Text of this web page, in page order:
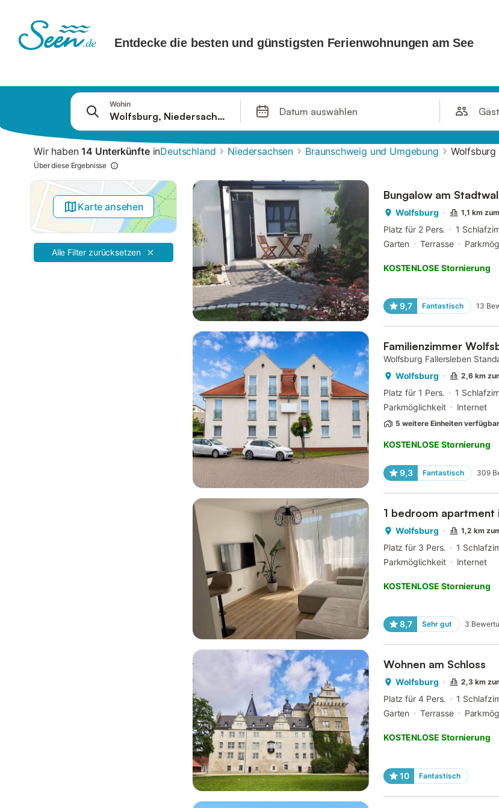
Filter
Angebote
Wohin
Datum auswählen
Wir haben14 UnterkünfteinDeutschland Niedersachsen Braunschweig und Umgebung Wolfsburg
Über diese Ergebnisse
Karte ansehen
Alle Filter zurücksetzen
Bungalow am
Wolfsburg 1,1 km
Platz für 2 Pers.
1
Garten
Terrasse
KOSTENLOSE Stornierung
9,7 Fantastisch 13
Familienzimmer
Wolfsburg Fallersleben
Wolfsburg
2,6 km
Platz für 1 Pers. 1
Parkmöglichkeit
Internet
5 weitere Einheiten verfügbar
KOSTENLOSE Stornierung
9,3 Fantastisch 309
1 bedroom apartment
Wolfsburg 1,2 km
Platz für 3 Pers.
1
Parkmöglichkeit
Internet
KOSTENLOSE Stornierung
8,7 Sehr gut 3
Wohnen am Schloss
Wolfsburg 2,3 km
Platz für 4 Pers.
1
Garten
Terrasse
KOSTENLOSE Stornierung
10 Fantastisch